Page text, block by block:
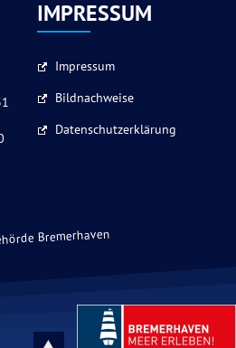
IMPRESSUM
Impressum
Bildnachweise
Datenschutzerklärung
Bremerhaven